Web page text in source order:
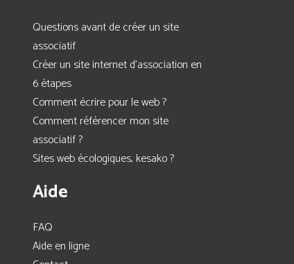
Questions avant de créer un site
associatif
Créer un site internet d'association en
6 étapes
Comment écrire pour le web ?
Comment référencer mon site
associatif ?
Sites web écologiques, kesako ?
Aide
FAQ
Aide en ligne